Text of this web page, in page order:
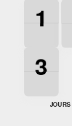
1
1
1
1
3
3
3
3
JOURS